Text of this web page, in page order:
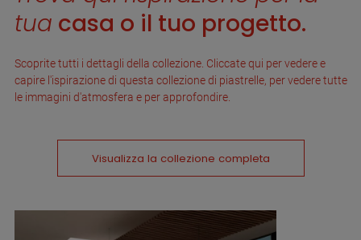
tua casa o il tuo progetto.
Scoprite tutti i dettagli della collezione. Cliccate qui per vedere e
capire l'ispirazione di questa collezione di piastrelle, per vedere tutte
le immagini d'atmosfera e per approfondire.
Visualizza la collezione completa